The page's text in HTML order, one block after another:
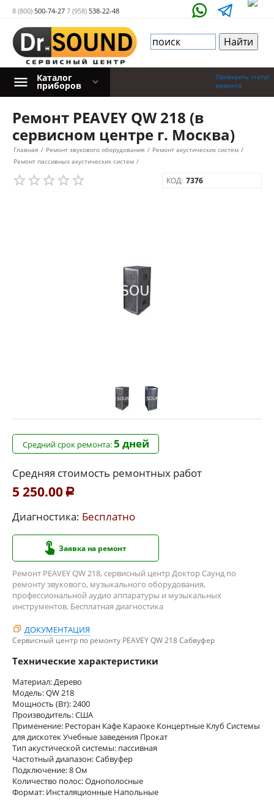
8 (800) 500-74-27 7 (958) 538-22-48
Проверить статус
ремонта
Каталог
приборов
Ремонт PEAVEY QW 218 (в
сервисном центре г. Москва)
Главная / Ремонт звукового оборудования / Ремонт акустических систем /
Ремонт пассивных акустических систем /
КОД: 7376
Средний срок ремонта:5 дней
Средняя стоимость ремонтных работ
5 250.00 Р
Диагностика: Бесплатно
Заявка на ремонт
Ремонт PEAVEY QW 218, сервисный центр Доктор Саунд по
ремонту звукового, музыкального оборудования,
профессиональной аудио аппаратуры и музыкальных
инструментов. Бесплатная диагностика
ДОКУМЕНТАЦИЯ
Сервисный центр по ремонту PEAVEY QW 218 Сабвуфер
Технические характеристики
Материал: Дерево
Модель: QW 218
Мощность (Вт): 2400
Производитель: США
Применение: Ресторан Кафе Караоке Концертные Клуб Системы
для дискотек Учебные заведения Прокат
Тип акустической системы: пассивная
Частотный диапазон: Сабвуфер
Подключение: 8 Ом
Количество полос: Однополосные
Формат: Инсталяционные Напольные